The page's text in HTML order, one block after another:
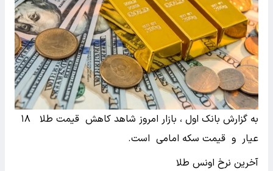
به گزارش بانک اول ، بازار امروز شاهد کاهش قیمت طلا ۱۸
عیار و قیمت سکه امامی است.
آخرین نرخ اونس طلا